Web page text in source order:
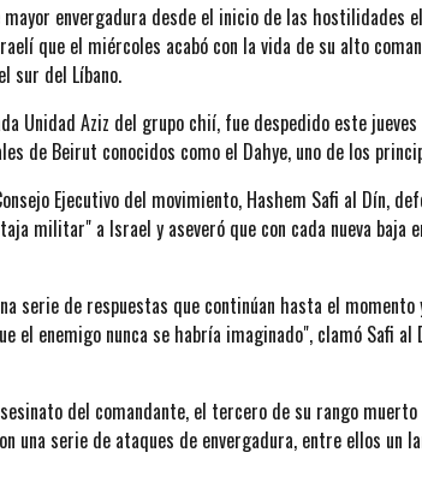
mayor envergadura desde el inicio de las hostilidades
que el miércoles acabó con la vida de su alto
sur del Líbano.
Unidad Aziz del grupo chií, fue despedido este
de Beirut conocidos como el Dahye, uno de los
Ejecutivo del movimiento, Hashem Safi al Dín,
militar" a Israel y aseveró que con cada nueva baja
serie de respuestas que continúan hasta el
el enemigo nunca se habría imaginado", clamó Safi
del comandante, el tercero de su rango
una serie de ataques de envergadura, entre ellos un